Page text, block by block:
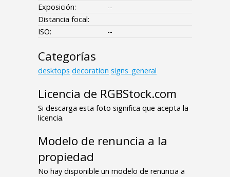
Exposición:
--
Distancia focal:
ISO:
--
Categorías
desktops decoration signs_general
Licencia de RGBStock.com
Si descarga esta foto significa que acepta la
licencia.
Modelo de renuncia a la
propiedad
No hay disponible un modelo de renuncia a